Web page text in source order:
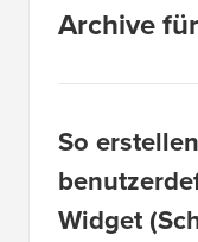
Archive
So
Widget